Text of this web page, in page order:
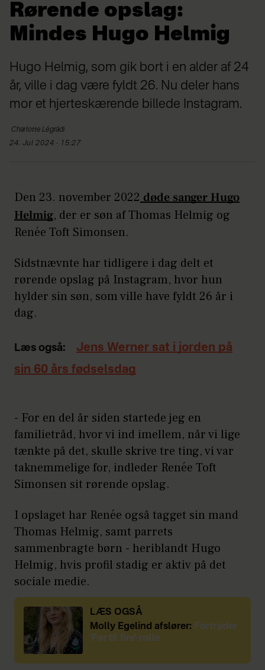
Rørende opslag:
Mindes Hugo Helmig
Hugo Helmig, som gik bort i en alder af 24
år, ville i dag være fyldt 26. Nu deler hans
mor et hjerteskærende billede Instagram.
Charlotte Légrádi
24. Jul 2024 - 15:27
Den 23. november 2022 døde sanger Hugo
Helmig, der er søn af Thomas Helmig og
Renée Toft Simonsen.
Sidstnævnte har tidligere i dag delt et
rørende opslag på Instagram, hvor hun
hylder sin søn, som ville have fyldt 26 år i
dag.
Læs også:
Jens Werner sat i jorden på
sin 60 års fødselsdag
- For en del år siden startede jeg en
familietråd, hvor vi ind imellem, når vi lige
tænkte på det, skulle skrive tre ting, vi var
taknemmelige for, indleder Renée Toft
Simonsen sit rørende opslag.
I opslaget har Renée også tagget sin mand
Thomas Helmig, samt parrets
sammenbragte børn - heriblandt Hugo
Helmig, hvis profil stadig er aktiv på det
sociale medie.
LÆS OGSÅ
Molly Egelind afslører: Fortryder
'Far til fire'-rolle